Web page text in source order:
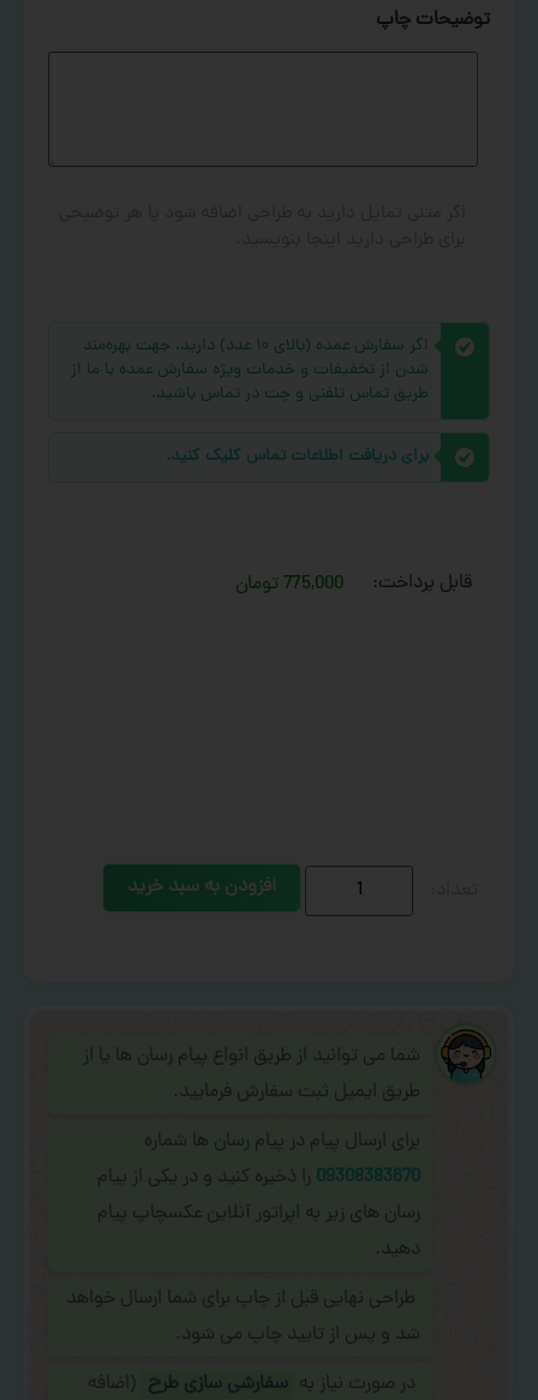
توضیحات چاپ
اگر سفارش عمده (بالای ۱۰ عدد) دارید، جهت بهره‌مند
شدن از تخفیفات و خدمات ویژه سفارش عمده با ما از
طریق تماس تلفنی و چت در تماس باشید.
برای دریافت اطلاعات تماس کلیک کنید.
قابل پرداخت: 775,000 تومان
افزودن به سبد خرید
شما می توانید از طریق انواع پیام رسان ها یا از
طریق ایمیل ثبت سفارش فرمایید.
برای ارسال پیام در پیام رسان ها شماره
09308383670 را ذخیره کنید و در یکی از پیام
رسان های زیر به اپراتور آنلاین عکسچاپ پیام
دهید.
طراحی نهایی قبل از چاپ برای شما ارسال خواهد
شد و پس از تایید چاپ می شود.
در صورت نیاز به سفارشی سازی طرح (اضافه